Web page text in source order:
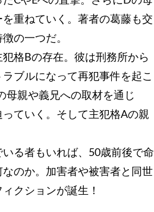
重ねていく。著者の葛藤も交
の一つだ。
格Bの存在。彼は刑務所から
ブルになって再犯事件を起こ
母親や義兄への取材を通じ
ていく。そして主犯格Aの親
る者もいれば、50歳前後で命
のか。加害者や被害者と同世
クションが誕生！